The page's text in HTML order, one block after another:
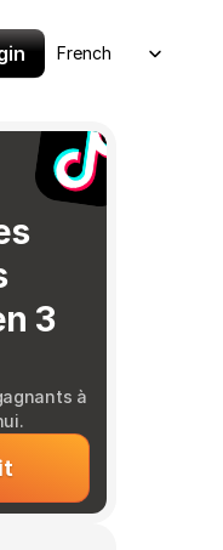
Select Language
French
3
à